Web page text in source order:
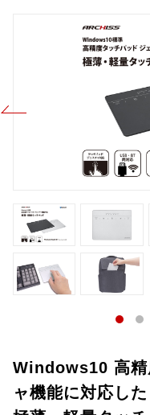
Windows10 高精
ャ機能に対応した